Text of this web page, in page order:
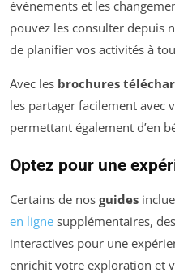
événements et les
pouvez les consulter depuis
de planifier vos activités à
Avec les brochures
les partager facilement avec
permettant également d’en
Optez pour une
Certains de nos guides
en ligne supplémentaires,
interactives pour une
enrichit votre exploration et